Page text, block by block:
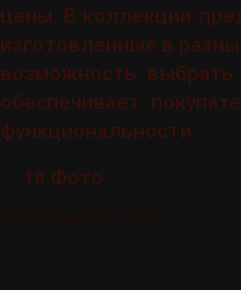
цены. В коллекции
изготовленные в
возможность
обеспечивает
функциональности.
18 Фото